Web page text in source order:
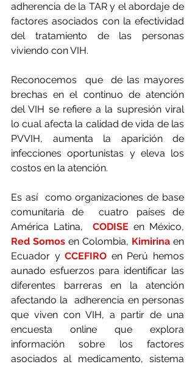
adherencia de la TAR y el abordaje de
factores asociados con la efectividad
del tratamiento de las personas
viviendo con VIH.
Reconocemos  que  de las mayores
brechas en el continuo de atención
del VIH se refiere a la supresión viral
lo cual afecta la calidad de vida de las
PVVIH, aumenta la aparición de
infecciones oportunistas y eleva los
costos en la atención.
Es así  como organizaciones de base
comunitaria de cuatro países de
América Latina, CODISE
Red Somos en Colombia, Kimirina en
Ecuador y CCEFIRO en Perú hemos
aunado esfuerzos para identificar las
afectando la  adherencia en personas
que viven con VIH, a partir de una
encuesta online que explora
información sobre los factores
asociados al medicamento, sistema